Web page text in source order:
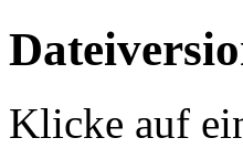
Klicke auf